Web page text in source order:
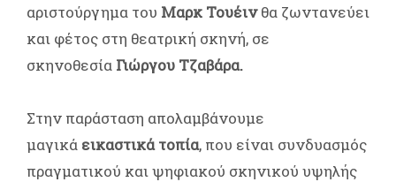
αριστούργημα του Μαρκ Τουέινθα ζωντανεύει
και φέτος στη θεατρική σκηνή, σε
σκηνοθεσία Γιώργου Τζαβάρα.
Στην παράσταση απολαμβάνουμε
μαγικά εικαστικά τοπία, που είναι συνδυασμός
πραγματικού και ψηφιακού σκηνικού υψηλής